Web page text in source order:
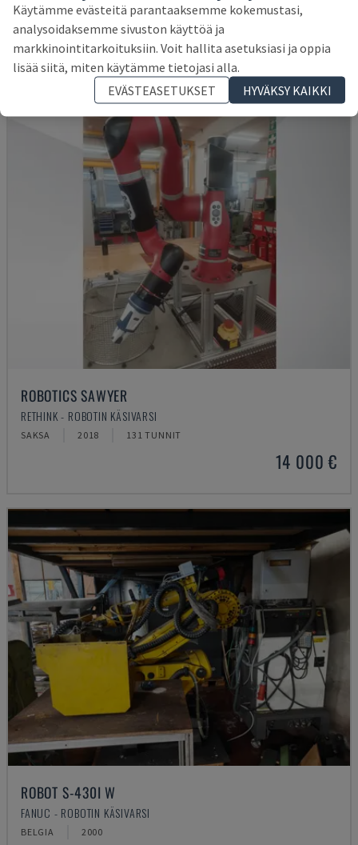
KUKA - ROBOTIN KÄSIVARSI
ITALIA
ROBOTICS SAWYER
RETHINK - ROBOTIN KÄSIVARSI
SAKSA 2018 131 TUNNIT
14 000 €
ROBOT S-430I W
FANUC - ROBOTIN KÄSIVARSI
BELGIA 2000
Käytämme evästeitä parantaaksemme kokemustasi,
analysoidaksemme sivuston käyttöä ja
markkinointitarkoituksiin. Voit hallita asetuksiasi ja oppia
lisää siitä, miten käytämme tietojasi alla.
EVÄSTEASETUKSET
HYVÄKSY KAIKKI